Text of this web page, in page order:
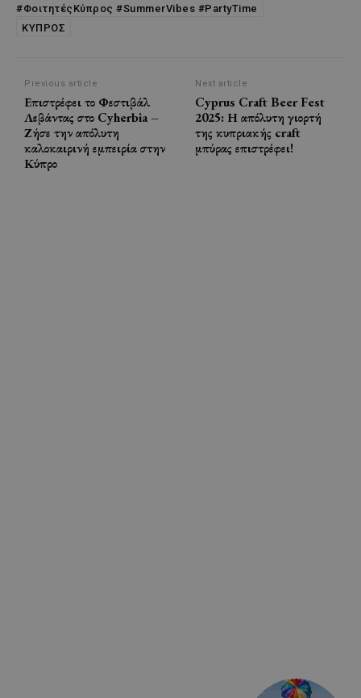
#ΦοιτητέςΚύπρος #SummerVibes #PartyTime
ΚΥΠΡΟΣ
Previous article
Επιστρέφει το Φεστιβάλ
Λεβάντας στο Cyherbia –
Ζήσε την απόλυτη
καλοκαιρινή εμπειρία στην
Κύπρο
Next article
Cyprus Craft Beer Fest
2025: Η απόλυτη γιορτή
της κυπριακής craft
μπύρας επιστρέφει!